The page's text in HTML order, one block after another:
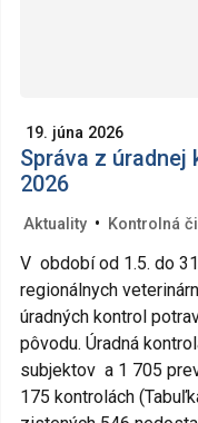
19. júna 2026
Správa z
2026
Aktuality • Kontrolná
V období od 1.5. do
regionálnych
úradných kontrol
pôvodu. Úradná
subjektov a 1 705
175 kontrolách